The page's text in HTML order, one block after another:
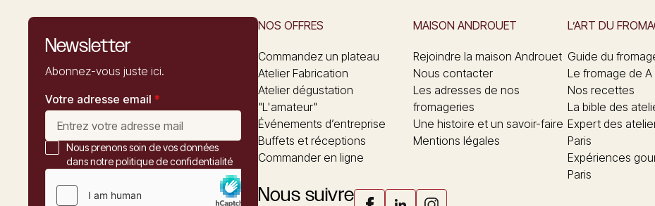
Newsletter
Abonnez-vous juste ici.
Votre adresse email *
Nous prenons soin de vos données
dans notre politique de confidentialité
NOS OFFRES
Commandez un plateau
Atelier Fabrication
Atelier dégustation
"L'amateur"
Événements d’entreprise
Buffets et réceptions
Commander en ligne
MAISON ANDROUET
Rejoindre la maison Androuet
Nous contacter
Les adresses de nos
fromageries
Une histoire et un savoir-faire
Mentions légales
L’ART DU
Guide du
Le fromage de A
Nos recettes
La bible des
Expert des
Paris
Expériences
Paris
Nous suivre